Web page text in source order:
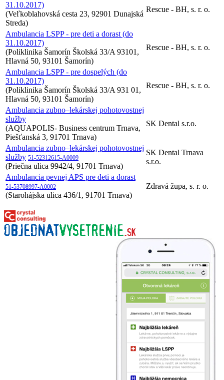
31.10.2017)
(Veľkoblahovská cesta 23, 92901 Dunajská
Streda)
Rescue - BH, s. r. o.
Ambulancia LSPP - pre deti a dorast (do
31.10.2017)
(Poliklinika Šamorín Školská 33/A 93101,
Hlavná 50, 93101 Šamorín)
Rescue - BH, s. r. o.
Ambulancia LSPP - pre dospelých (do
31.10.2017)
(Poliklinika Šamorín Školská 33/A 931 01,
Hlavná 50, 93101 Šamorín)
Rescue - BH, s. r. o.
Ambulancia zubno–lekárskej pohotovostnej
služby
(AQUAPOLIS- Business centrum Trnava,
Piešťanská 3, 91701 Trnava)
SK Dental s.r.o.
Ambulancia zubno–lekárskej pohotovostnej
služby 51-52312615-A0009
(Priečna ulica 9942/4, 91701 Trnava)
SK Dental Trnava
s.r.o.
Ambulancia pevnej APS pre deti a dorast
51-53708997-A0002
(Starohájska ulica 436/1, 91701 Trnava)
Zdravá župa, s. r. o.